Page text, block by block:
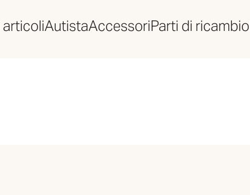
articoliAutistaAccessoriParti di ricambio